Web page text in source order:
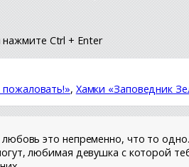
нажмите Ctrl + Enter
, Хамки «Заповедник
это непременно, что то
любимая девушка с которой